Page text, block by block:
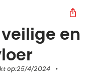
en
op:25/4/2024
•